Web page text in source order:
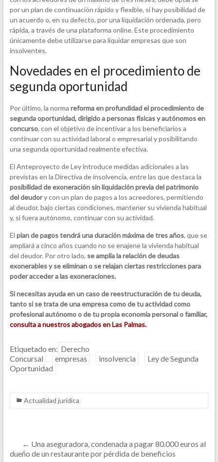
por un plan de continuación rápido y flexible, si hay posibilidad de
un acuerdo o, en su defecto, por una liquidación ordenada, pero
rápida, a través de una plataforma online. Este procedimiento
únicamente debe utilizarse para liquidar empresas que son
insolventes.
Novedades en el procedimiento de
segunda oportunidad
Por último, la norma reforma en profundidad el procedimiento de
segunda oportunidad, dirigido a personas físicas y autónomos en
concurso, con el objetivo de incentivar a los beneficiarios a
continuar con su actividad laboral o empresarial y posibilitando
una segunda oportunidad realmente efectiva.
El Anteproyecto de Ley introduce medidas adicionales a las
previstas en la Directiva de insolvencia, entre las que destaca la
posibilidad de exoneración sin liquidación previa del patrimonio
del deudory con un plan de pagos a los acreedores, permitiendo
al deudor, bajo ciertas condiciones, mantener su vivienda habitual
y, si fuera autónomo, continuar con su actividad.
El plan de pagos tendrá una duración máxima de tres años, que se
ampliará a cinco años cuando no se enajene la vivienda habitual
del deudor. Por otro lado, se amplía la relación de deudas
exonerables y se eliminan o se relajan ciertas restricciones para
poder acceder a las exoneraciones.
Si necesitas ayuda en un caso de reestructuración de tu deuda,
tanto si se trata de una empresa como de tu actividad como
profesional autónomo o de tu propia economía personal o familiar,
consulta a nuestros abogados en Las Palmas.
Etiquetado en: Derecho
Concursal
empresas insolvencia
Ley de Segunda
Oportunidad
Actualidad jurídica
← Una aseguradora, condenada a pagar 80.000 euros al
dueño de un restaurante por pérdida de beneficios